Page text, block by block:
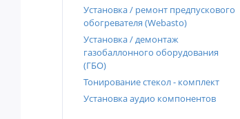
Установка / ремонт предпускового
обогревателя (Webasto)
Установка / демонтаж
газобаллонного оборудования
(ГБО)
Тонирование стекол - комплект
Установка аудио компонентов